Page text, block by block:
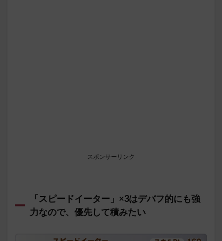
スポンサーリンク
「スピードイーター」×3はデバフ的にも強
力なので、優先して積みたい